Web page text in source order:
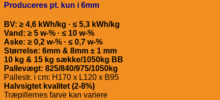
Produceres pt. kun i 6mm
BV: ≥ 4,6 kWh/kg · ≤ 5,3 kWh/kg
Vand: ≥ 5 w-% · ≤ 10 w-%
Aske: ≥ 0,2 w-% · ≤ 0,7 w-%
Størrelse: 6mm & 8mm ± 1 mm
10 kg & 15 kg sække/1050kg BB
Pallevægt: 825/840/975/1050kg
Pallestr. i cm: H170 x L120 x B95
Halvsigtet kvalitet (2-8%)
Træpillernes farve kan variere